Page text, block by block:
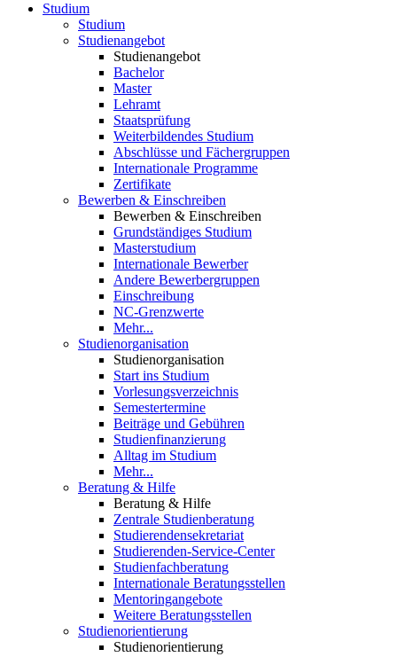
Studium
Studium
Studienangebot
Studienangebot
Bachelor
Master
Lehramt
Staatsprüfung
Weiterbildendes Studium
Abschlüsse und Fächergruppen
Internationale Programme
Zertifikate
Bewerben & Einschreiben
Bewerben & Einschreiben
Grundständiges Studium
Masterstudium
Internationale Bewerber
Andere Bewerbergruppen
Einschreibung
NC-Grenzwerte
Mehr...
Studienorganisation
Studienorganisation
Start ins Studium
Vorlesungsverzeichnis
Semestertermine
Beiträge und Gebühren
Studienfinanzierung
Alltag im Studium
Mehr...
Beratung & Hilfe
Beratung & Hilfe
Zentrale Studienberatung
Studierendensekretariat
Studierenden-Service-Center
Studienfachberatung
Internationale Beratungsstellen
Mentoringangebote
Weitere Beratungsstellen
Studienorientierung
Studienorientierung